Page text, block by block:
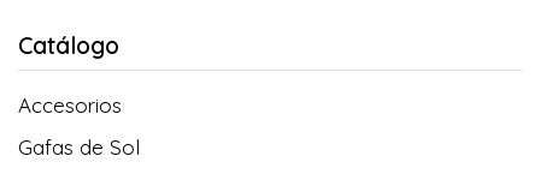
Catálogo
Accesorios
Gafas de Sol